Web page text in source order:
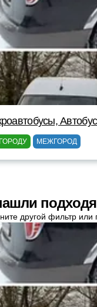
МЕЖГОРОД
другой фильтр или